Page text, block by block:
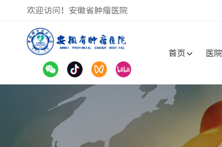
欢迎访问！安徽省肿瘤医院
首页 医